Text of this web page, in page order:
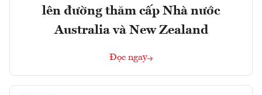
lên đường thăm cấp Nhà nước
Australia và New Zealand
Đọc ngay